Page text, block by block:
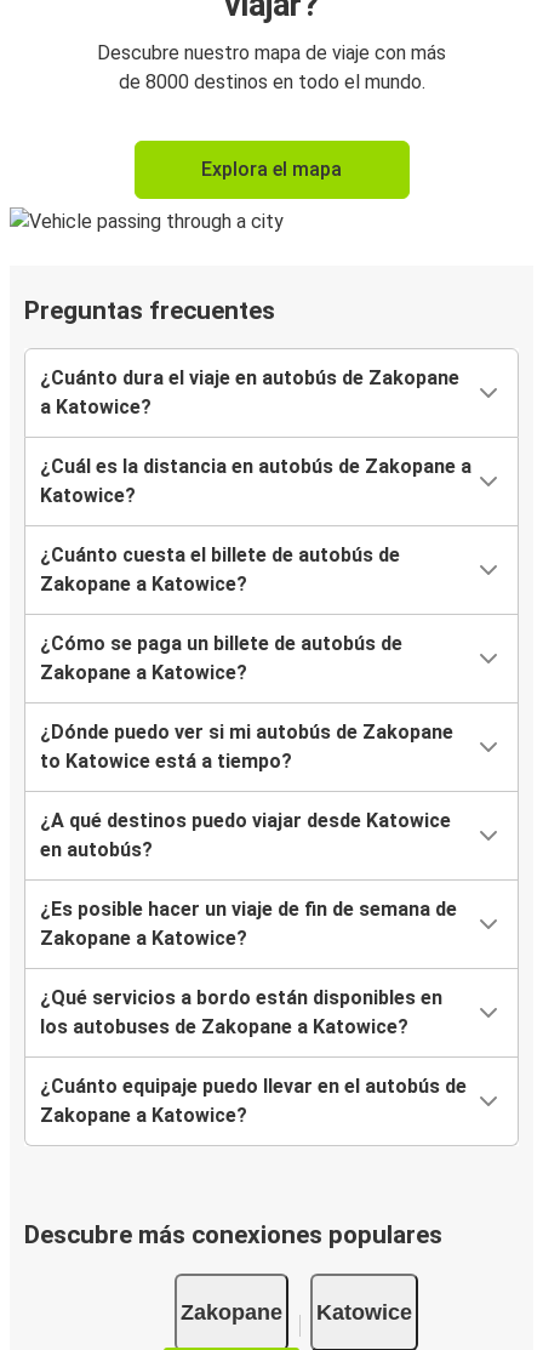
Descubre nuestro mapa de viaje con más
de 8000 destinos en todo el mundo.
Explora el mapa
Preguntas frecuentes
¿Cuánto dura el viaje en autobús de Zakopane
a Katowice?
¿Cuál es la distancia en autobús de Zakopane a
Katowice?
¿Cuánto cuesta el billete de autobús de
Zakopane a Katowice?
¿Cómo se paga un billete de autobús de
Zakopane a Katowice?
¿Dónde puedo ver si mi autobús de Zakopane
to Katowice está a tiempo?
¿A qué destinos puedo viajar desde Katowice
en autobús?
¿Es posible hacer un viaje de fin de semana de
Zakopane a Katowice?
¿Qué servicios a bordo están disponibles en
los autobuses de Zakopane a Katowice?
¿Cuánto equipaje puedo llevar en el autobús de
Zakopane a Katowice?
Descubre más conexiones populares
Zakopane Katowice